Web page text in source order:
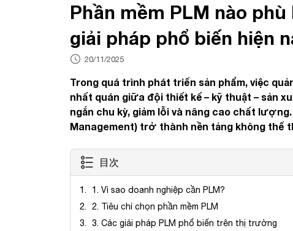
Phần mềm PLM nào
giải pháp phổ biến hiện
20/11/2025
Trong quá trình phát triển sản phẩm, việc
nhất quán giữa đội thiết kế – kỹ thuật – sản
ngắn chu kỳ, giảm lỗi và nâng cao chất
Management) trở thành nền tảng không thể
目次
1. Vì sao doanh nghiệp cần PLM?
2. Tiêu chí chọn phần mềm PLM
3. Các giải pháp PLM phổ biến trên thị trường